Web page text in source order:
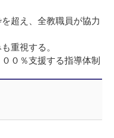
超え、全教職員が協力
重視する。
０％支援する指導体制